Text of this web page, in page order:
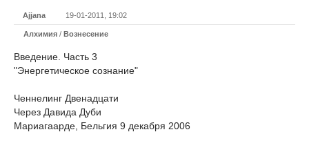
Ajjana 19-01-2011, 19:02
Алхимия / Вознесение
Введение. Часть 3
"Энергетическое сознание"
Ченнелинг Двенадцати
Через Давида Дуби
Мариагаарде, Бельгия 9 декабря 2006